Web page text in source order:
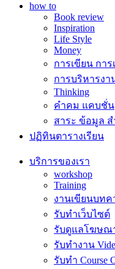
how to
Book review
Inspiration
Life Style
Money
การเขียน การ
การบริหารงา
Thinking
คำคม แคบชั่น
สาระ ข้อมูล
ปฏิทินตารางเรียน
บริการของเรา
workshop
Training
งานเขียนบทค
รับทำเว็บไซต์
รับดูแลโฆษณา
รับทำงาน
รับทำ Course